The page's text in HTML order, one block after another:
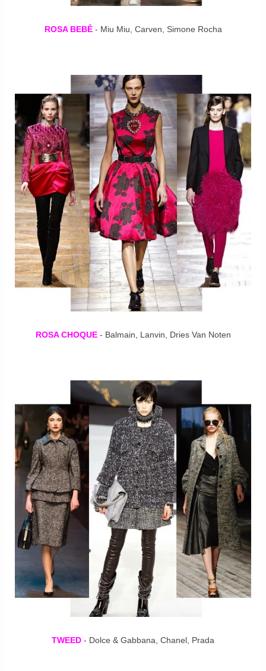
ROSA BEBÊ - Miu Miu, Carven, Simone Rocha
ROSA CHOQUE- Balmain, Lanvin, Dries Van Noten
TWEED - Dolce & Gabbana, Chanel, Prada